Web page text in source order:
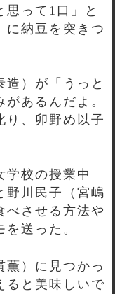
って1口」と
に納豆を突きつ
）が「うっと
あるんだよ。
り、卯野め以子
学校の授業中
野川民子（宮嶋
べさせる方法や
送った。
薫）に見つかっ
ると美味しいで